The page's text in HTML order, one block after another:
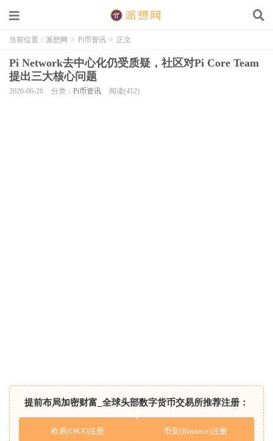
当前位置： 派想网 > Pi币资讯 > 正文
Pi Network去中心化仍受质疑，社区对Pi Core Team
提出三大核心问题
2026-06-26 分类： Pi币资讯 阅读(412)
提前布局加密财富_全球头部数字货币交易所推荐注册：
欧易(OKX)注册 币安(Binance)注册